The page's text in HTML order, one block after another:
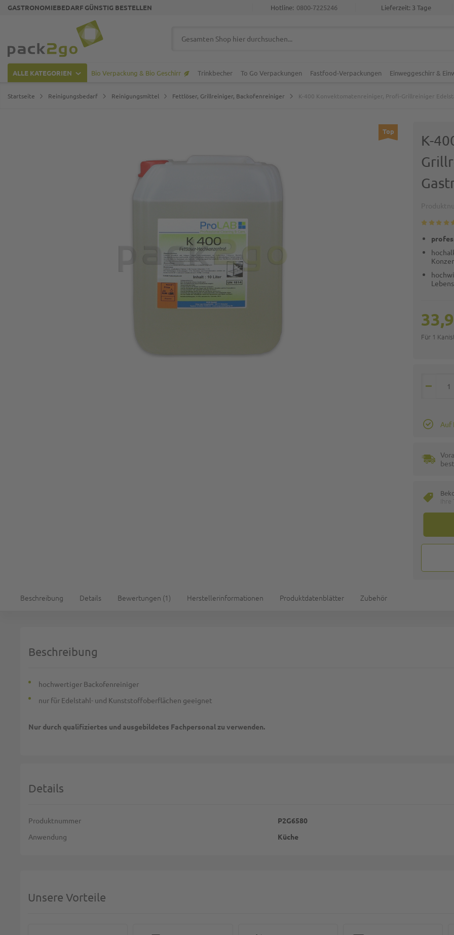
GASTRONOMIEBEDARF GÜNSTIG BESTELLEN Lieferzeit: 3 Tage
Hotline: 0800-7225246
ALLE KATEGORIEN Bio Verpackung & Bio Geschirr Trinkbecher To Go Verpackungen Fastfood-Verpackungen Einweggeschirr &
Startseite Reinigungsbedarf Reinigungsmittel Fettlöser, Grillreiniger, Backofenreiniger K-400 Konvektomatenreiniger, Profi-Grillreiniger
Top
K-
Für 1
Auf
Beschreibung Details Bewertungen 1 Herstellerinformationen Produktdatenblätter Zubehör
Beschreibung
hochwertiger Backofenreiniger
nur für Edelstahl- und Kunststoffoberflächen geeignet
Nur durch qualifiziertes und ausgebildetes Fachpersonal zu verwenden.
Details
Weitere Informationen
Produktnummer
P2G6580
Anwendung
Küche
Unsere Vorteile